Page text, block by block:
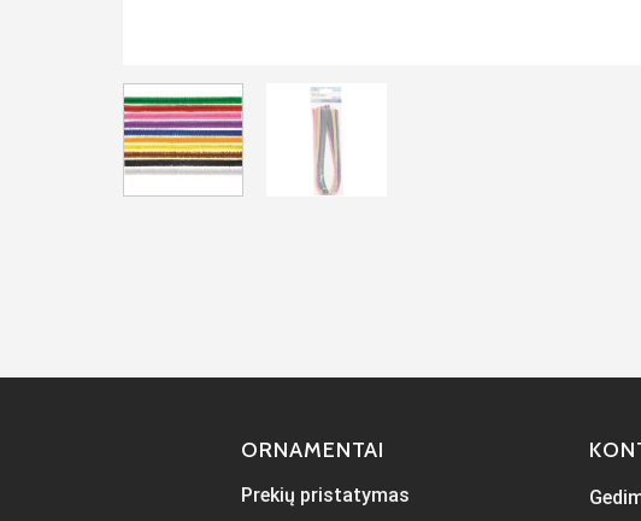
ORNAMENTAI
Prekių pristatymas